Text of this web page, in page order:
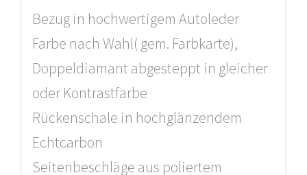
Bezug in hochwertigem Autoleder
Farbe nach Wahl( gem. Farbkarte),
Doppeldiamant abgesteppt in gleicher
oder Kontrastfarbe
Rückenschale in hochglänzendem
Echtcarbon
Seitenbeschläge aus poliertem